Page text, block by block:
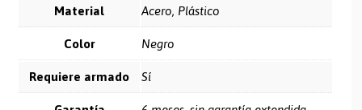
Material Acero, Plástico
Color Negro
Requiere armado Sí